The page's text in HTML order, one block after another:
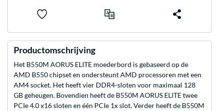
Productomschrijving
Het B550M AORUS ELITE moederbord is gebaseerd op de
AMD B550 chipset en ondersteunt AMD processoren met een
AM4 socket. Het heeft vier DDR4-sloten voor maximaal 128
GB geheugen. Bovendien heeft de B550M AORUS ELITE twee
PCIe 4.0 x16 sloten en één PCIe 1x slot. Verder heeft de B550M